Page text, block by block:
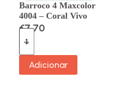
Barroco 4 Maxcolor
4004 – Coral Vivo
€7.70
Adicionar